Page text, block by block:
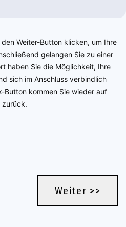
Weiter-Button klicken, um Ihre
gelangen Sie zu einer
haben Sie die Möglichkeit, Ihre
sich im Anschluss verbindlich
Button kommen Sie wieder auf
zurück.
Weiter >>